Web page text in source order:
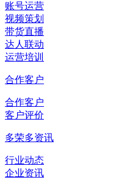
账号运营
视频策划
带货直播
达人联动
运营培训
合作客户
合作客户
客户评价
多荣多资讯
行业动态
企业资讯